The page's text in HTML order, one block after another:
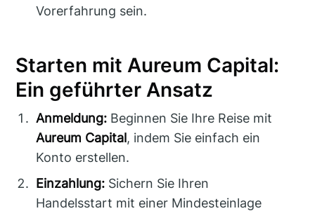
Vorerfahrung sein.
Starten mit Aureum Capital:
Ein geführter Ansatz
Anmeldung: Beginnen Sie Ihre Reise mit
Aureum Capital, indem Sie einfach ein
Konto erstellen.
Einzahlung: Sichern Sie Ihren
Handelsstart mit einer Mindesteinlage